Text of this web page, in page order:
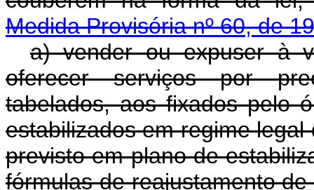
Medida Provisória nº 60, de
a) vender ou expuser à
oferecer serviços por
tabelados, aos fixados pelo
estabilizados em regime
previsto em plano de
fórmulas de reajustamento